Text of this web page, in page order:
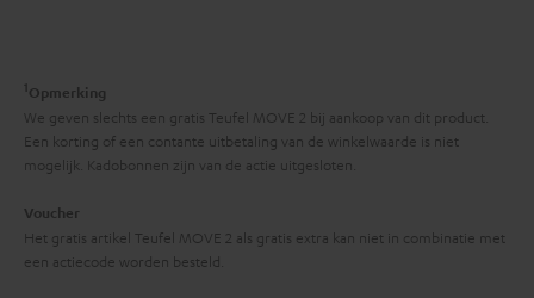
m
a
i
e
1 Opmerking
We geven slechts een gratis Teufel MOVE 2 bij aankoop van dit product.
Een korting of een contante uitbetaling van de winkelwaarde is niet
mogelijk. Kadobonnen zijn van de actie uitgesloten.
Voucher
Het gratis artikel Teufel MOVE 2 als gratis extra kan niet in combinatie met
een actiecode worden besteld.